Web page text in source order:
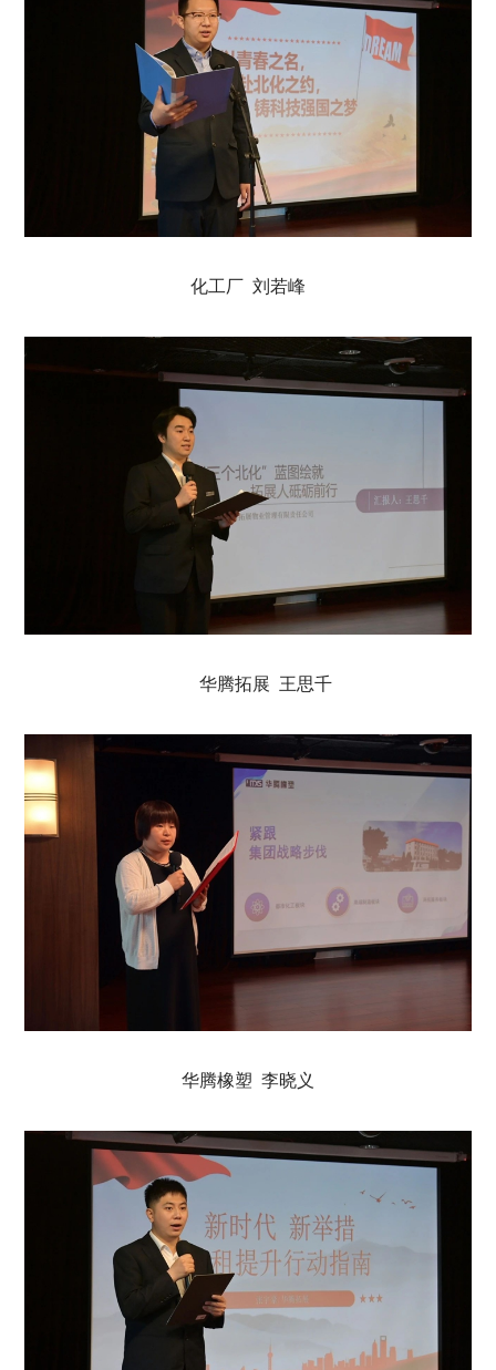
化工厂 刘若峰
华腾拓展 王思千
华腾橡塑 李晓义